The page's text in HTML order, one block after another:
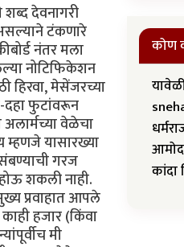
देवनागरी
टंकणारे
नंतर मला
नोटिफिकेशन
हिरवा, मेसेंजरच्या
दहा फुटांवरून
वेळेचा
यासारख्या
गरज
शकली नाही.
प्रवाहात आपले
हजार (किंवा
मी
कोण
आमोद
कांदा